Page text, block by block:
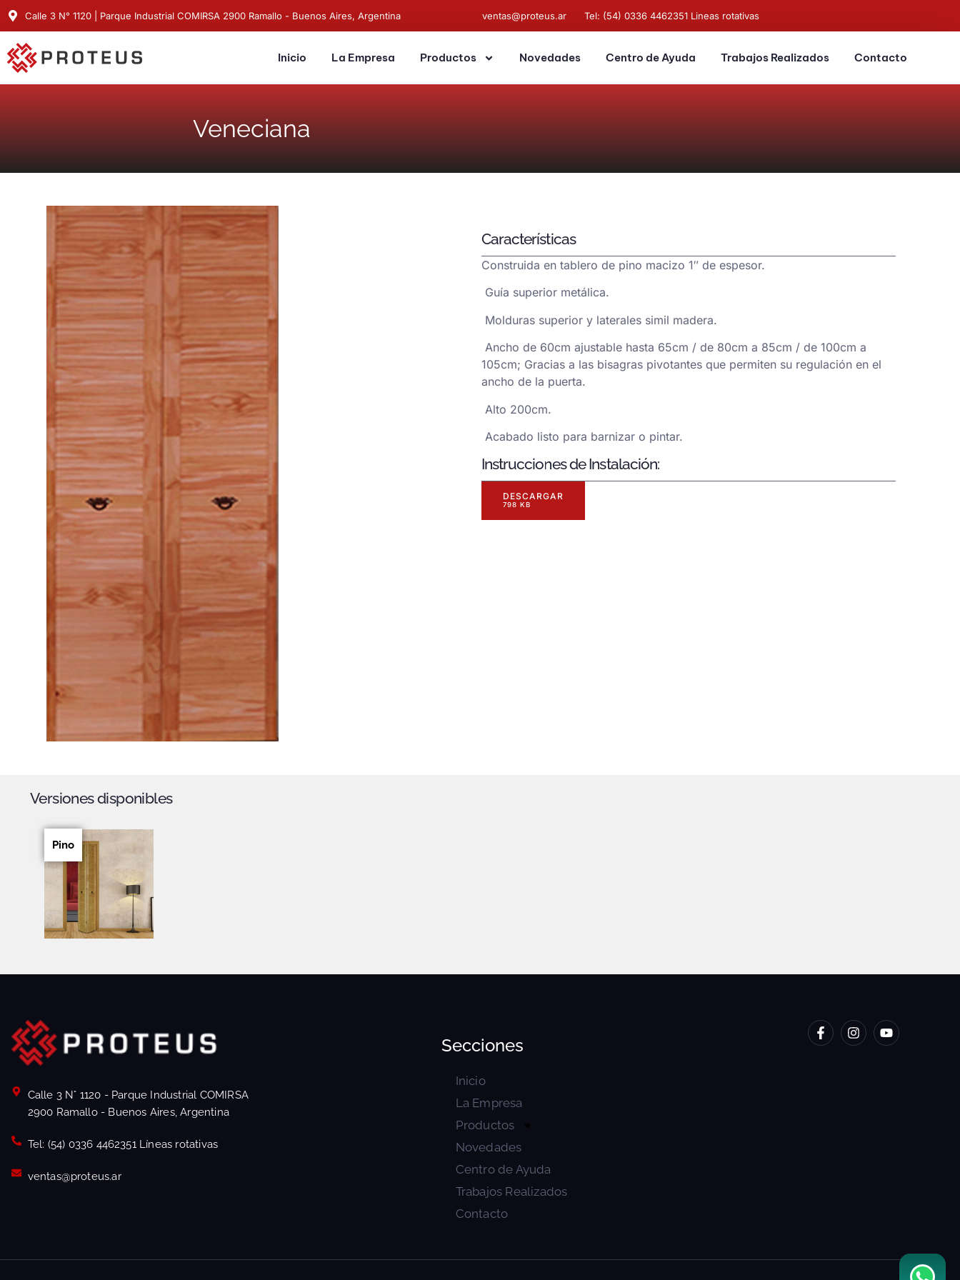
Calle 3 N° 1120 | Parque Industrial COMIRSA 2900 Ramallo - Buenos Aires, Argentina ventas@proteus.ar Tel: (54) 0336 4462351 Lineas rotativas
Inicio La Empresa Productos Novedades Centro de Ayuda Trabajos Realizados Contacto
Veneciana
Características
Construida en tablero de pino macizo 1″ de espesor.
Guía superior metálica.
Molduras superior y laterales simil madera.
Ancho de 60cm ajustable hasta 65cm / de 80cm a 85cm / de 100cm a
105cm; Gracias a las bisagras pivotantes que permiten su regulación en el
ancho de la puerta.
Alto 200cm.
Acabado listo para barnizar o pintar.
Instrucciones de Instalación:
DESCARGAR
798 KB
Versiones disponibles
Pino
Calle 3 N° 1120 - Parque Industrial COMIRSA
2900 Ramallo - Buenos Aires, Argentina
Tel: (54) 0336 4462351 Líneas rotativas
ventas@proteus.ar
Secciones
Inicio
La Empresa
Productos
Novedades
Centro de Ayuda
Trabajos Realizados
Contacto